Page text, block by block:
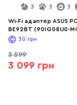
3 3 3
Wi-Fi адаптер ASUS
BE92BT (90IG08U0-
30 грн
3 599
3 099 грн